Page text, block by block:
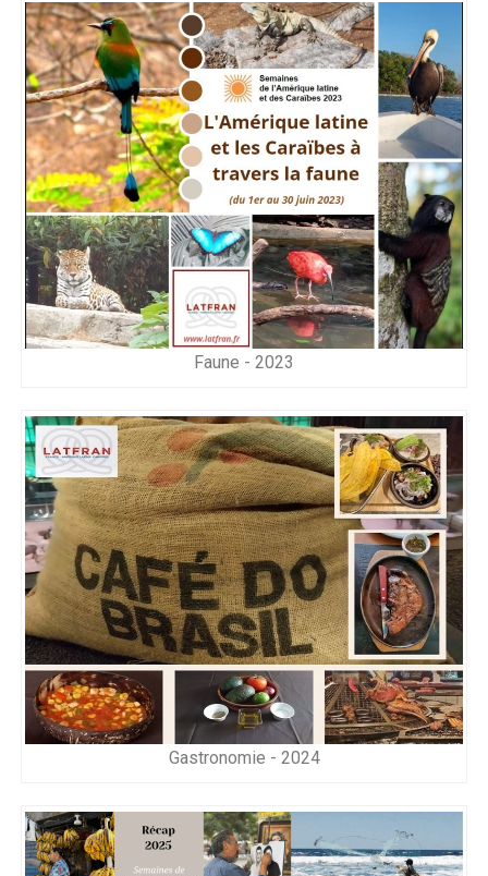
Faune - 2023
Gastronomie - 2024